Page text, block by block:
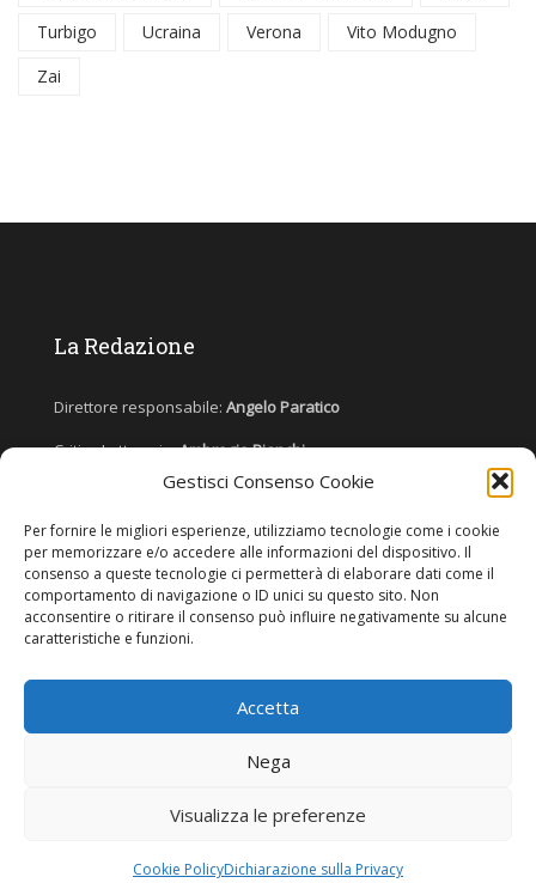
Gestisci Consenso Cookie
Per fornire le migliori esperienze, utilizziamo tecnologie come i cookie
per memorizzare e/o accedere alle informazioni del dispositivo. Il
consenso a queste tecnologie ci permetterà di elaborare dati come il
comportamento di navigazione o ID unici su questo sito. Non
acconsentire o ritirare il consenso può influire negativamente su alcune
caratteristiche e funzioni.
Accetta
Nega
Visualizza le preferenze
Cookie PolicyDichiarazione sulla Privacy
Turbigo
Ucraina Verona
Vito Modugno
Zai
La Redazione
Direttore responsabile: Angelo Paratico
Critica Letteraria:Ambrogio Bianchi
Ermete Barbieri
Costume e moda:Ada Simoni
Copyright © 2022 Giornale Cangrande. Tutti i diritti sono riservati.